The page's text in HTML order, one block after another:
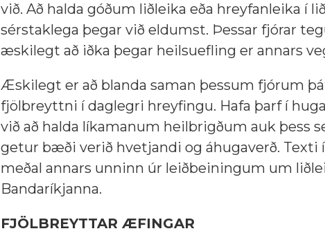
við. Að halda góðum liðleika eða hreyfanleika
sérstaklega þegar við eldumst. Þessar fjórar
æskilegt að iðka þegar heilsuefling er annars
Æskilegt er að blanda saman þessum fjórum
fjölbreyttni í daglegri hreyfingu. Hafa þarf í
við að halda líkamanum heilbrigðum auk þess
getur bæði verið hvetjandi og áhugaverð. Texti
meðal annars unninn úr leiðbeiningum um
Bandaríkjanna.
FJÖLBREYTTAR ÆFINGAR